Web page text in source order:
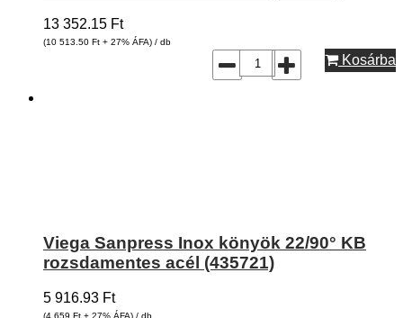
13 352.15 Ft
(10 513.50 Ft + 27% ÁFA) / db
Kosárba
Viega Sanpress Inox könyök 22/90° KB
rozsdamentes acél (435721)
5 916.93 Ft
(4 659 Ft + 27% ÁFA) / db